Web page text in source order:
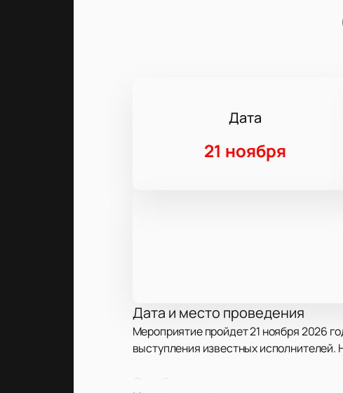
Дата
21 ноября
Дата и место проведения
Мероприятие пройдет 21 ноября 2026
выступления известных